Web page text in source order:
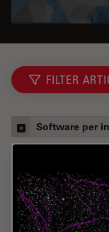
FILTER
Software per